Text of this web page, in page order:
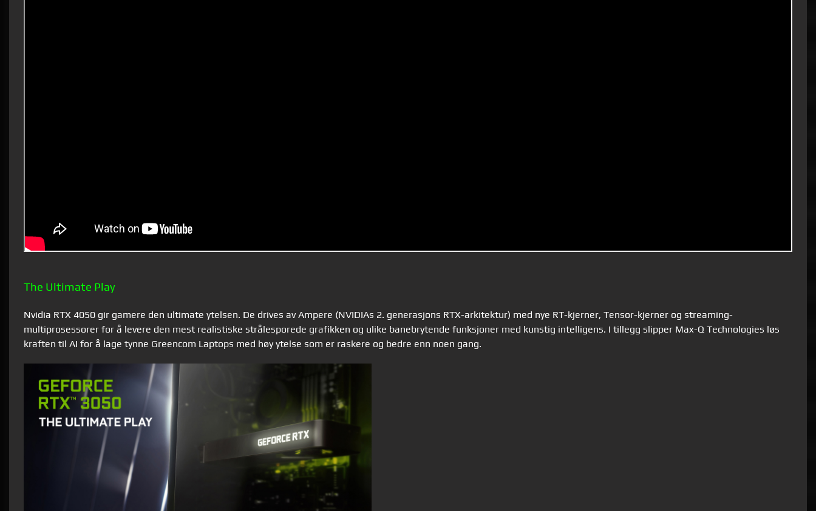
The Ultimate Play
Nvidia RTX 4050 gir gamere den ultimate ytelsen. De drives av Ampere (NVIDIAs 2. generasjons RTX-arkitektur) med nye RT-kjerner, Tensor-kjerner og streaming-
multiprosessorer for å levere den mest realistiske strålesporede grafikken og ulike banebrytende funksjoner med kunstig intelligens. I tillegg slipper Max-Q Technologies løs
kraften til AI for å lage tynne Greencom Laptops med høy ytelse som er raskere og bedre enn noen gang.